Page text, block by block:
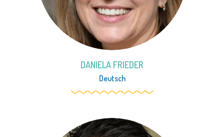
DANIELA FRIEDER
Deutsch